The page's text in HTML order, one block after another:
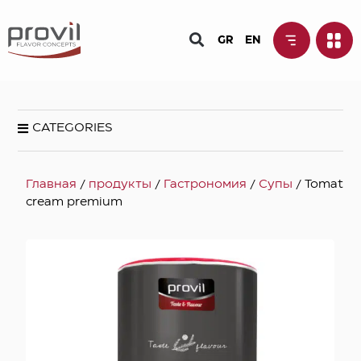
GR EN
CATEGORIES
Главная / продукты / Гастрономия / Супы / Tomato
cream premium